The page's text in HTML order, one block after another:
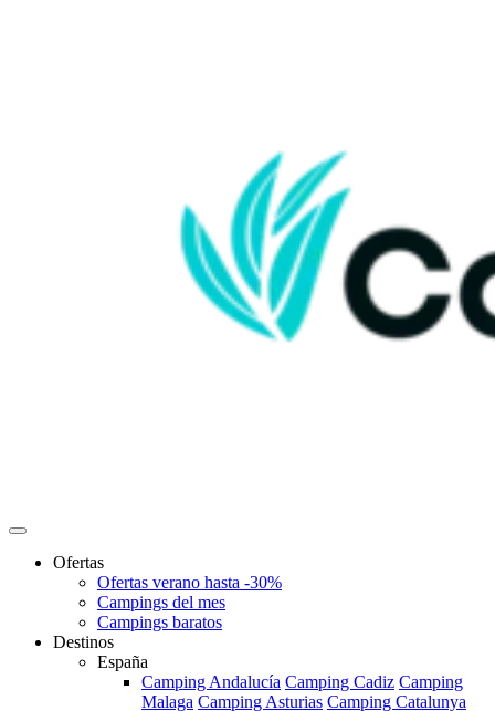
Ofertas
Ofertas verano hasta -30%
Campings del mes
Campings baratos
Destinos
España
Camping Andalucía Camping Cadiz Camping
Malaga Camping Asturias Camping Catalunya